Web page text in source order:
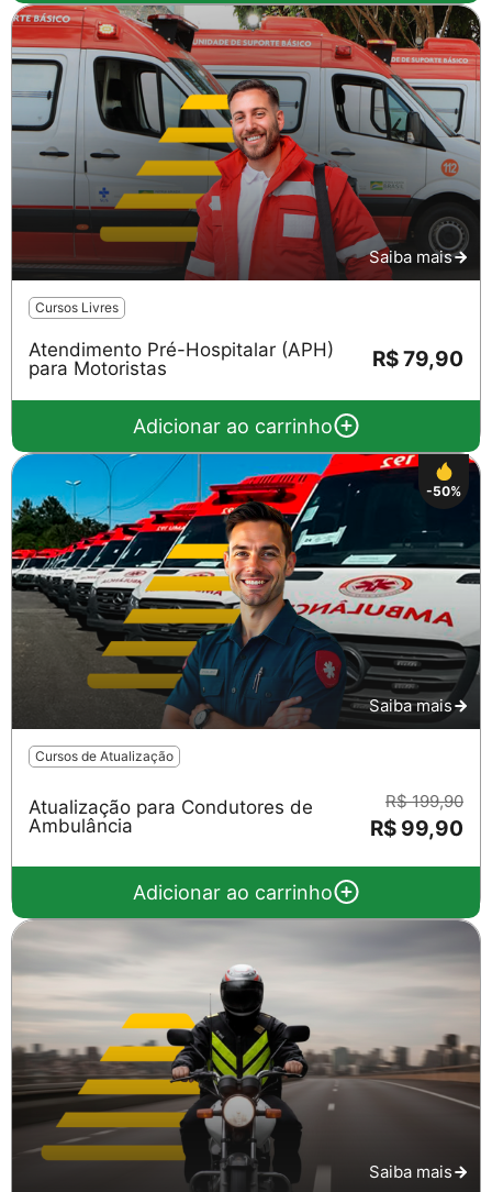
Saiba mais
Cursos Livres
Atendimento Pré-Hospitalar (APH)
para Motoristas
R$ 79,90
Adicionar ao carrinho
-50%
Saiba mais
Cursos de Atualização
Atualização para Condutores de
Ambulância
R$ 199,90
R$ 99,90
Adicionar ao carrinho
Saiba mais